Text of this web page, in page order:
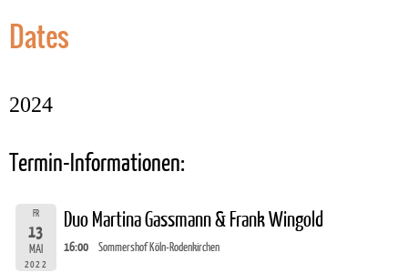
Dates
2024
Termin-Informationen:
FR
13
MAI
2022
Duo Martina Gassmann & Frank Wingold
16:00 Sommershof Köln-Rodenkirchen